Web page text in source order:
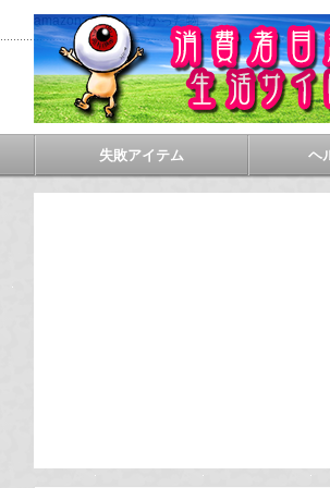
amazonで買って良かった物
失敗アイテム ヘ